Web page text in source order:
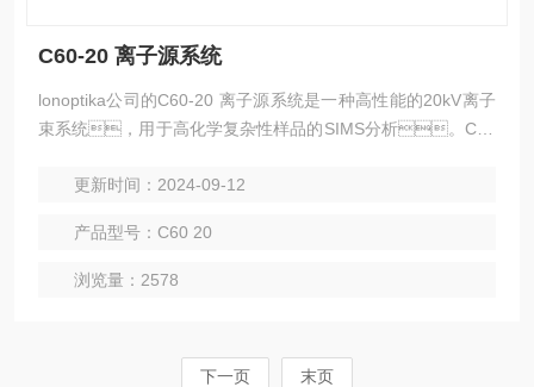
C60-20 离子源系统
lonoptika公司的C60-20 离子源系统是一种高性能的20kV离子
束系统，用于高化学复杂性样品的SIMS分析。C60
统，可以较大限度地利用SIMS分析。
更新时间：2024-09-12
产品型号：C60 20
浏览量：2578
下一页 末页